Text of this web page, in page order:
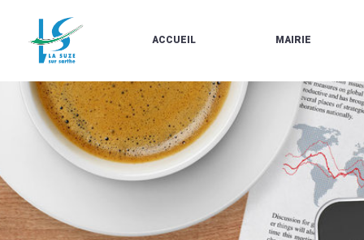
ACCUEIL
LE
MARCHÉ
À
PROPOS
DE
LA
SUZE
BULLETINS
MAIRIE
LES
ÉLUS
HORAIRES
URBANISME/PLU
LIGNE
CARTES
D'IDENTITÉ-
PASSEPORTS
/